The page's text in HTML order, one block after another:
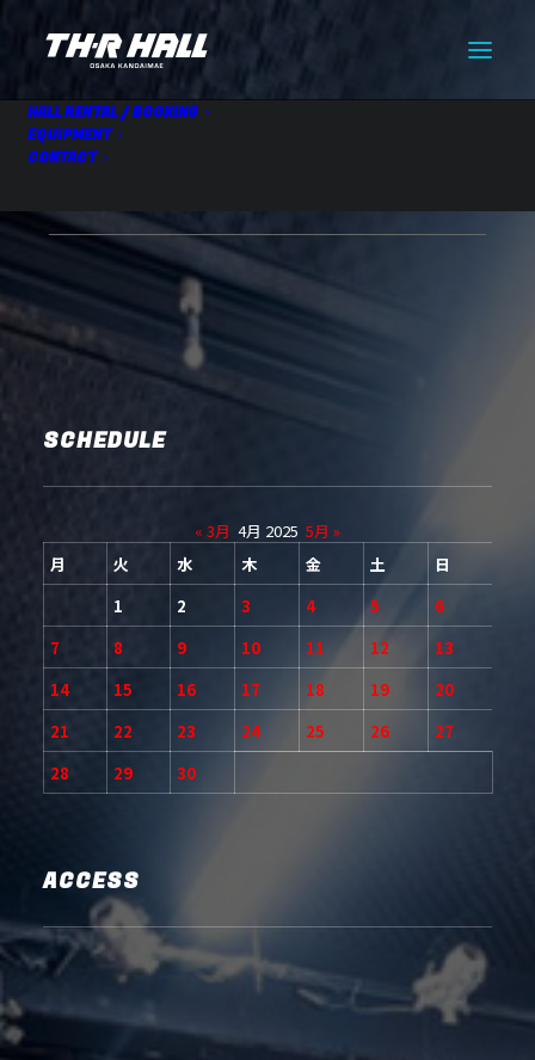
HALL RENTAL / BOOKING
EQUIPMENT
CONTACT
SCHEDULE
« 3月 4月 2025 5月 »
月
火 水 木 金 土
日
1
2 3 4 5
6
7
8 9 10 11 12
13
14
15 16 17 18 19
20
21
22 23 24 25 26
27
28
29 30
ACCESS